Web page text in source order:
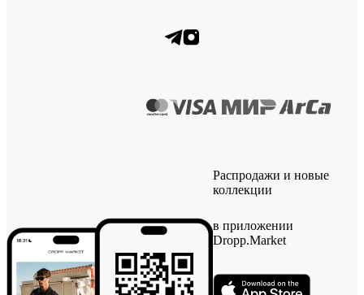
Распродажи и новые
коллекции
в приложении
Dropp.Market